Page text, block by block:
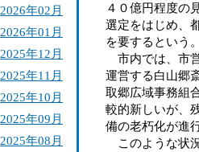
2026年02月
2026年01月
2025年12月
2025年11月
2025年10月
2025年09月
2025年08月
４０億円程度の
選定をはじめ、
を要するという。
市内では、市
運営する白山郷
取郷広域事務組
較的新しいが、
備の老朽化が進
このような状